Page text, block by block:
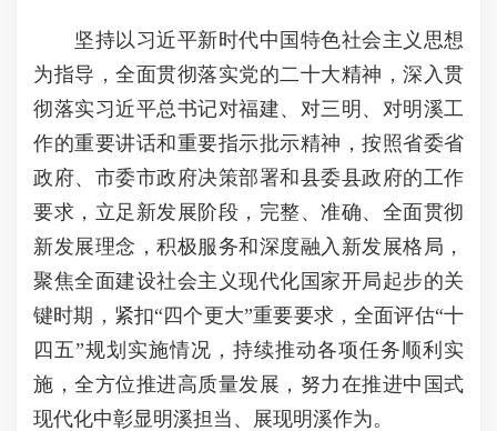
坚持以习近平新时代中国特色社会主义思想
为指导，全面贯彻落实党的二十大精神，深入贯
彻落实习近平总书记对福建、对三明、对明溪工
作的重要讲话和重要指示批示精神，按照省委省
政府、市委市政府决策部署和县委县政府的工作
要求，立足新发展阶段，完整、准确、全面贯彻
新发展理念，积极服务和深度融入新发展格局，
聚焦全面建设社会主义现代化国家开局起步的关
键时期，紧扣“四个更大”重要要求，全面评估“十
四五”规划实施情况，持续推动各项任务顺利实
施，全方位推进高质量发展，努力在推进中国式
现代化中彰显明溪担当、展现明溪作为。